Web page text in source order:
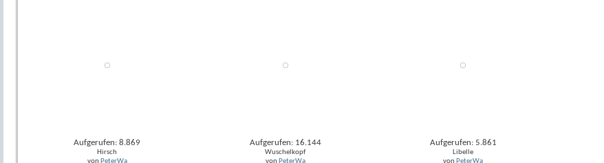
Aufgerufen: 8.869
Hirsch
von PeterWa
Aufgerufen: 16.144
Wuschelkopf
von PeterWa
Aufgerufen: 5.861
Libelle
von PeterWa